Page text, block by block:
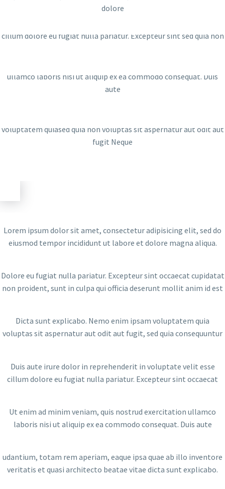
dolore
cillum dolore eu fugiat nulla pariatur. Excepteur sint sed quia non
ullamco laboris nisi ut aliquip ex ea commodo consequat. Duis
aute
voluptatem quiased quia non voluptas sit aspernatur aut odit aut
fugit Neque
Lorem ipsum dolor sit amet, consectetur adipisicing elit, sed do
eiusmod tempor incididunt ut labore et dolore magna aliqua.
Dolore eu fugiat nulla pariatur. Excepteur sint occaecat cupidatat
non proident, sunt in culpa qui officia deserunt mollit anim id est
Dicta sunt explicabo. Nemo enim ipsam voluptatem quia
voluptas sit aspernatur aut odit aut fugit, sed quia consequuntur
Duis aute irure dolor in reprehenderit in voluptate velit esse
cillum dolore eu fugiat nulla pariatur. Excepteur sint occaecat
Ut enim ad minim veniam, quis nostrud exercitation ullamco
laboris nisi ut aliquip ex ea commodo consequat. Duis aute
udantium, totam rem aperiam, eaque ipsa quae ab illo inventore
veritatis et quasi architecto beatae vitae dicta sunt explicabo.